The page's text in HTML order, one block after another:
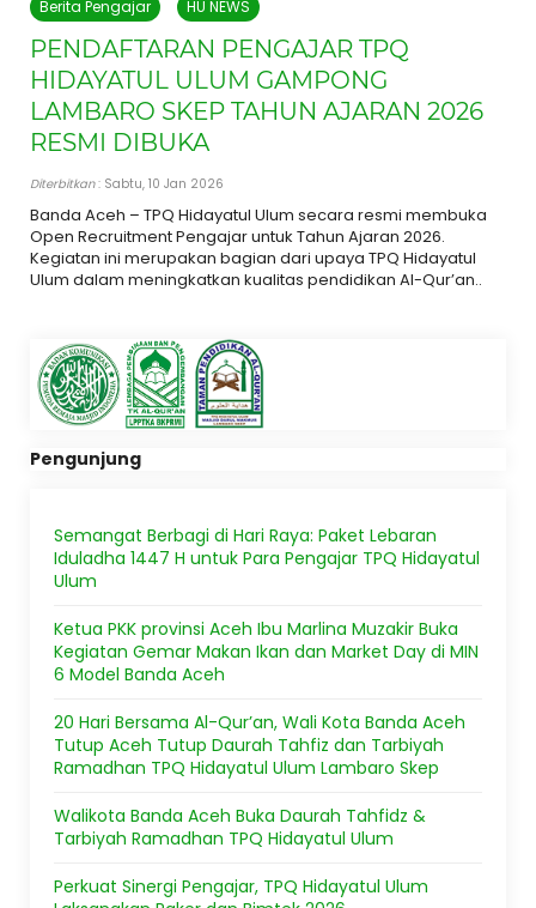
Berita Pengajar HU NEWS
PENDAFTARAN PENGAJAR TPQ
HIDAYATUL ULUM GAMPONG
LAMBARO SKEP TAHUN AJARAN 2026
RESMI DIBUKA
Diterbitkan: Sabtu, 10 Jan 2026
Banda Aceh – TPQ Hidayatul Ulum secara resmi membuka
Open Recruitment Pengajar untuk Tahun Ajaran 2026.
Kegiatan ini merupakan bagian dari upaya TPQ Hidayatul
Ulum dalam meningkatkan kualitas pendidikan Al-Qur’an..
Pengunjung
Semangat Berbagi di Hari Raya: Paket Lebaran
Iduladha 1447 H untuk Para Pengajar TPQ Hidayatul
Ulum
Ketua PKK provinsi Aceh Ibu Marlina Muzakir Buka
Kegiatan Gemar Makan Ikan dan Market Day di MIN
6 Model Banda Aceh
20 Hari Bersama Al-Qur’an, Wali Kota Banda Aceh
Tutup Aceh Tutup Daurah Tahfiz dan Tarbiyah
Ramadhan TPQ Hidayatul Ulum Lambaro Skep
Walikota Banda Aceh Buka Daurah Tahfidz &
Tarbiyah Ramadhan TPQ Hidayatul Ulum
Perkuat Sinergi Pengajar, TPQ Hidayatul Ulum